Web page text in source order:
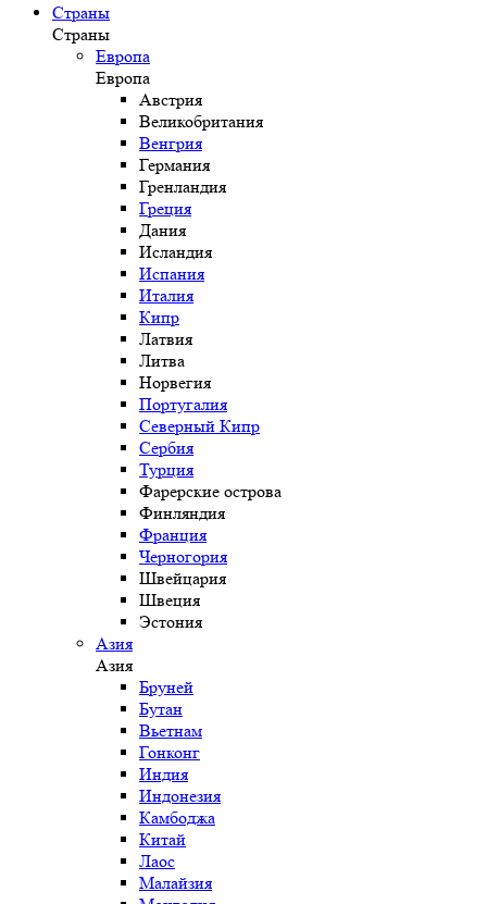
Страны
Страны
Европа
Европа
Австрия
Великобритания
Венгрия
Германия
Гренландия
Греция
Дания
Исландия
Испания
Италия
Кипр
Латвия
Литва
Норвегия
Португалия
Северный Кипр
Сербия
Турция
Фарерские острова
Финляндия
Франция
Черногория
Швейцария
Швеция
Эстония
Азия
Азия
Бруней
Бутан
Вьетнам
Гонконг
Индия
Индонезия
Камбоджа
Китай
Лаос
Малайзия